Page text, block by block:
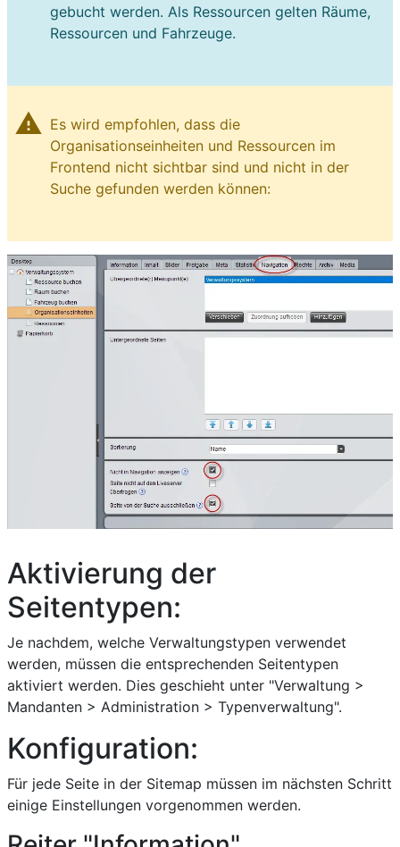
gebucht werden. Als Ressourcen gelten Räume,
Ressourcen und Fahrzeuge.
warning Es wird empfohlen, dass die
Organisationseinheiten und Ressourcen im
Frontend nicht sichtbar sind und nicht in der
Suche gefunden werden können:
Aktivierung der
Seitentypen:
Je nachdem, welche Verwaltungstypen verwendet
werden, müssen die entsprechenden Seitentypen
aktiviert werden. Dies geschieht unter "Verwaltung >
Mandanten > Administration > Typenverwaltung".
Konfiguration:
Für jede Seite in der Sitemap müssen im nächsten Schritt
einige Einstellungen vorgenommen werden.